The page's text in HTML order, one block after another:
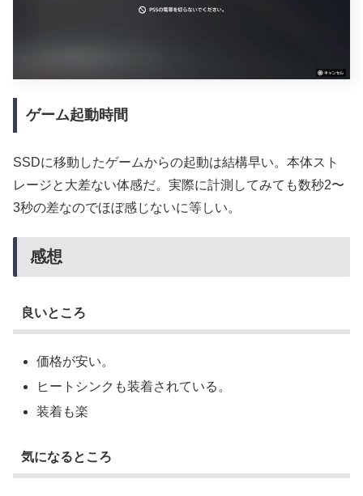
ゲーム起動時間
SSDに移動したゲームからの起動は結構早い。本体スト
レージと大差ない体感だ。実際に計測してみても数秒2〜
3秒の差なのでほぼ感じないに等しい。
感想
良いところ
価格が安い。
ヒートシンクも装着されている。
装着も楽
気になるところ